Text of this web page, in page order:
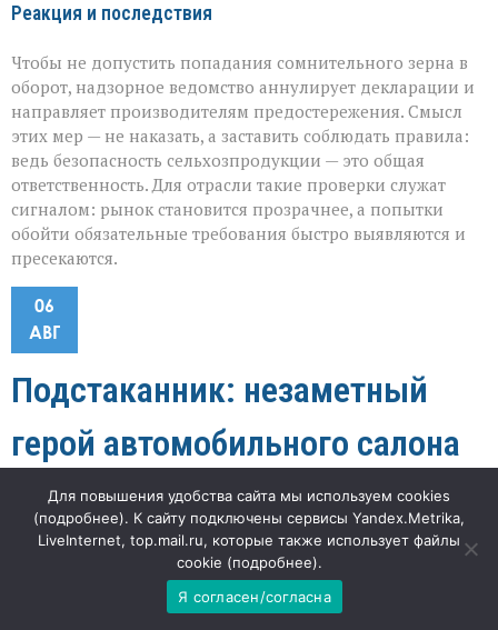
Реакция и последствия
Чтобы не допустить попадания сомнительного зерна в
оборот, надзорное ведомство аннулирует декларации и
направляет производителям предостережения. Смысл
этих мер — не наказать, а заставить соблюдать правила:
ведь безопасность сельхозпродукции — это общая
ответственность. Для отрасли такие проверки служат
сигналом: рынок становится прозрачнее, а попытки
обойти обязательные требования быстро выявляются и
пресекаются.
06
АВГ
Подстаканник: незаметный
герой автомобильного салона
"Наша газета" 76 Комментариик
записи
Подстаканник:
незаметный
автомобильного
салона
отключены
«Без подстаканника современный автомобиль кажется
каким‑то незавершённым», — признаётся автоблогер
Илья Семёнов, и с ним сложно не согласиться. Сегодня
Для повышения удобства сайта мы используем cookies
(подробнее). К сайту подключены сервисы Yandex.Metrika,
LiveInternet, top.mail.ru, которые также использует файлы
cookie (подробнее).
Я согласен/согласна